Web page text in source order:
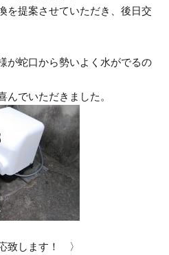
を提案させていただき、後日交
が蛇口から勢いよく水がでるの
んでいただきました。
致します！ 〉